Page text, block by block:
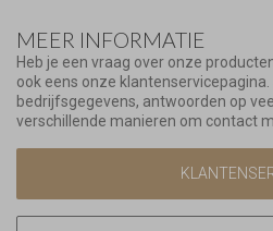
MEER INFORMATIE
Heb je een vraag over onze
ook eens onze
bedrijfsgegevens, antwoorden op
verschillende manieren om contact